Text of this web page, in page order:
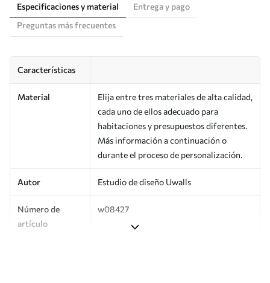
Especificaciones y material
Entrega y pago
Preguntas más frecuentes
Características
Material
Elija entre tres materiales de alta calidad,
cada uno de ellos adecuado para
habitaciones y presupuestos diferentes.
Más información a continuación o
durante el proceso de personalización.
Autor Estudio de diseño Uwalls
Número de
artículo
w08427